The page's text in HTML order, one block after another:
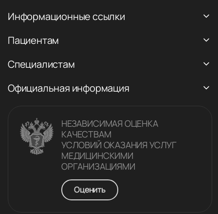
Информационные ссылки
Пациентам
Специалистам
Официальная информация
НЕЗАВИСИМАЯ ОЦЕНКА
КАЧЕСТВАM
УСЛОВИЙ ОКАЗАНИЯ УСЛУГ
МЕДИЦИНСКИМИ
ОРГАНИЗАЦИЯМИ
Оценить